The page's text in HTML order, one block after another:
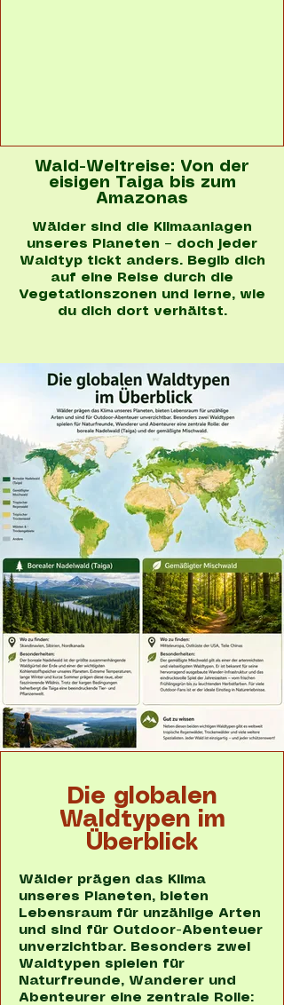
Wald-Weltreise: Von der
eisigen Taiga bis zum
Amazonas
Wälder sind die Klimaanlagen
unseres Planeten – doch jeder
Waldtyp tickt anders. Begib dich
auf eine Reise durch die
Vegetationszonen und lerne, wie
du dich dort verhältst.
Die globalen
Waldtypen im
Überblick
Wälder prägen das Klima
unseres Planeten, bieten
Lebensraum für unzählige Arten
und sind für Outdoor-Abenteuer
unverzichtbar. Besonders zwei
Waldtypen spielen für
Naturfreunde, Wanderer und
Abenteurer eine zentrale Rolle: